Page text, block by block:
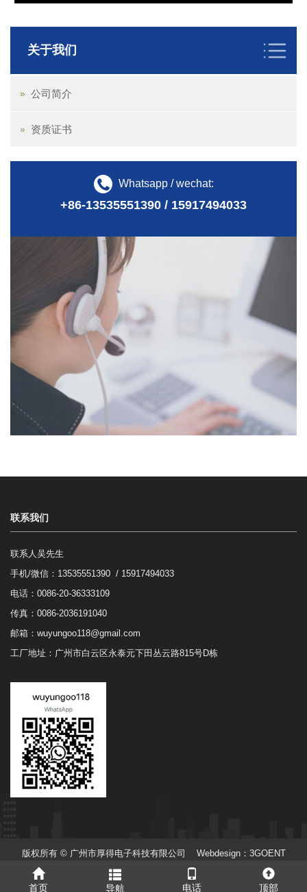
关于我们
公司简介
资质证书
Whatsapp / wechat:
+86-13535551390 / 15917494033
首页 导航 电话 顶部
联系我们
联系人吴先生
手机/微信： 13535551390 / 15917494033
电话：0086-20-36333109
传真：0086-2036191040
邮箱： wuyungoo118@gmail.com
工厂地址：广州市白云区永泰元下田丛云路815号D栋
版权所有 ©广州市厚得电子科技有限公司 Webdesign：3GOENT